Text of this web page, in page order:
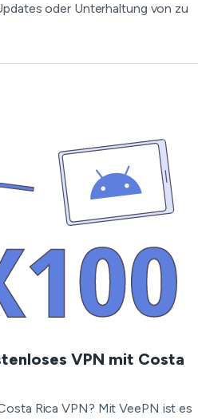
oder Unterhaltung von zu
VPN mit Costa
Rica VPN? Mit VeePN ist es